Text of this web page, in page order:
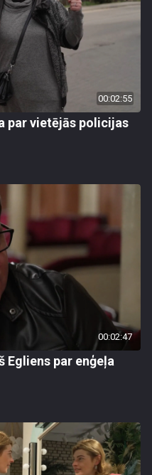
00:02:55
par vietējās policijas
00:02:47
Egliens par enģeļa